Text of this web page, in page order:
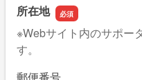
所在地
※Webサイト内のサポー
す。
郵便番号